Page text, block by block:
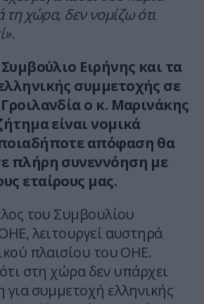
τη χώρα, δεν νομίζω ότι
Ειρήνης και τα
συμμετοχής σε
ο κ. Μαρινάκης
είναι νομικά
απόφαση θα
πλήρη συνεννόηση με
εταίρους μας.
του Συμβουλίου
λειτουργεί αυστηρά
πλαισίου του ΟΗΕ.
ότι στη χώρα δεν υπάρχει
για συμμετοχή ελληνικής